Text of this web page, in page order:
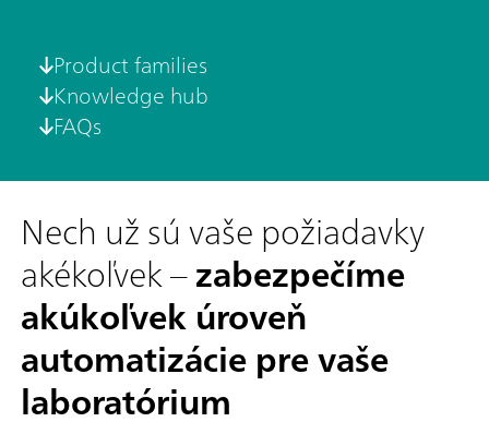
Product families
Knowledge hub
FAQs
Nech už sú vaše požiadavky
akékoľvek –zabezpečíme
akúkoľvek úroveň
automatizácie pre vaše
laboratórium